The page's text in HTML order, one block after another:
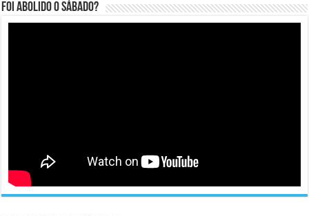
Foi abolido o sábado?